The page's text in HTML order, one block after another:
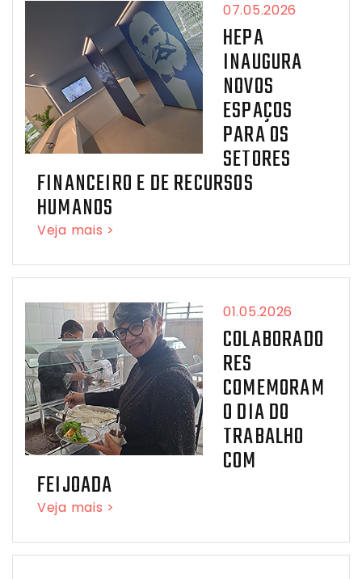
07.05.2026
HEPA
INAUGURA
NOVOS
ESPAÇOS
PARA OS
SETORES
FINANCEIRO E DE RECURSOS
HUMANOS
Veja mais >
01.05.2026
COLABORADO
RES
COMEMORAM
O DIA DO
TRABALHO
COM
FEIJOADA
Veja mais >